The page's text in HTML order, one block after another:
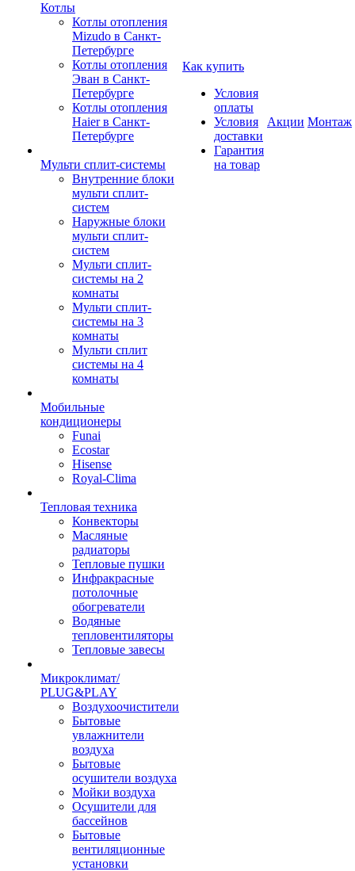
Котлы
Котлы отопления
Mizudo в Санкт-
Петербурге
Котлы отопления
Эван в Санкт-
Петербурге
Котлы отопления
Haier в Санкт-
Петербурге
Мульти сплит-системы
Внутренние блоки
мульти сплит-
систем
Наружные блоки
мульти сплит-
систем
Мульти сплит-
системы на 2
комнаты
Мульти сплит-
системы на 3
комнаты
Мульти сплит
системы на 4
комнаты
Мобильные
кондиционеры
Funai
Ecostar
Hisense
Royal-Clima
Тепловая техника
Конвекторы
Масляные
радиаторы
Тепловые пушки
Инфракрасные
потолочные
обогреватели
Водяные
тепловентиляторы
Тепловые завесы
Микроклимат/
PLUG&PLAY
Воздухоочистители
Бытовые
увлажнители
воздуха
Бытовые
осушители воздуха
Мойки воздуха
Осушители для
бассейнов
Бытовые
вентиляционные
установки
Как купить
Условия
оплаты
Условия
доставки
Гарантия
на товар
Акции Монтаж